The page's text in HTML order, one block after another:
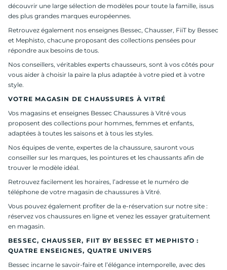
découvrir une large sélection de modèles pour toute la famille, issus
des plus grandes marques européennes.
Retrouvez également nos enseignes Bessec, Chausser, FiiT by Bessec
et Mephisto, chacune proposant des collections pensées pour
répondre aux besoins de tous.
Nos conseillers, véritables experts chausseurs, sont à vos côtés pour
vous aider à choisir la paire la plus adaptée à votre pied et à votre
style.
VOTRE MAGASIN DE CHAUSSURES À VITRÉ
Vos magasins et enseignes Bessec Chaussures à Vitré vous
proposent des collections pour hommes, femmes et enfants,
adaptées à toutes les saisons et à tous les styles.
Nos équipes de vente, expertes de la chaussure, sauront vous
conseiller sur les marques, les pointures et les chaussants afin de
trouver le modèle idéal.
Retrouvez facilement les horaires, l’adresse et le numéro de
téléphone de votre magasin de chaussures à Vitré.
Vous pouvez également profiter de la e-réservation sur notre site :
réservez vos chaussures en ligne et venez les essayer gratuitement
en magasin.
BESSEC, CHAUSSER, FIIT BY BESSEC ET MEPHISTO :
QUATRE ENSEIGNES, QUATRE UNIVERS
Bessec incarne le savoir-faire et l’élégance intemporelle, avec des